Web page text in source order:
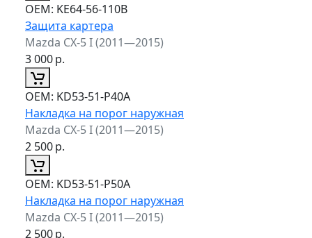
ОЕМ: KE64-56-110B
Защита картера
Mazda CX-5 I (2011—2015)
3 000р.
ОЕМ: KD53-51-P40A
Накладка на порог наружная
Mazda CX-5 I (2011—2015)
2 500р.
ОЕМ: KD53-51-P50A
Накладка на порог наружная
Mazda CX-5 I (2011—2015)
2 500р.